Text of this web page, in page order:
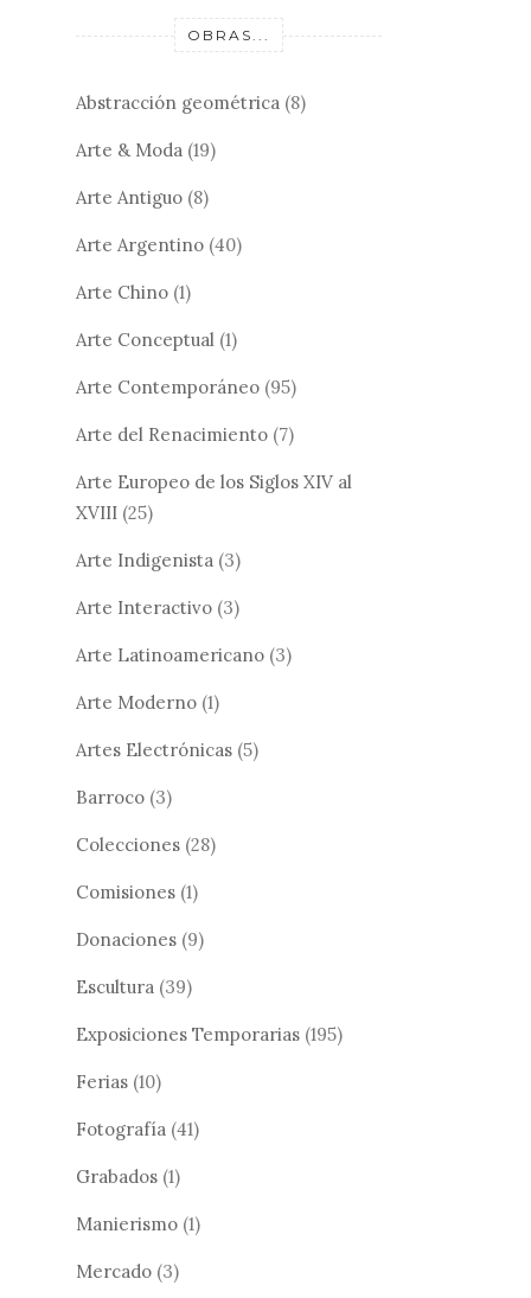
OBRAS...
Abstracción geométrica (8)
Arte & Moda (19)
Arte Antiguo (8)
Arte Argentino (40)
Arte Chino (1)
Arte Conceptual (1)
Arte Contemporáneo (95)
Arte del Renacimiento (7)
Arte Europeo de los Siglos XIV al
XVIII (25)
Arte Indigenista (3)
Arte Interactivo (3)
Arte Latinoamericano (3)
Arte Moderno (1)
Artes Electrónicas (5)
Barroco (3)
Colecciones (28)
Comisiones (1)
Donaciones (9)
Escultura (39)
Exposiciones Temporarias (195)
Ferias (10)
Fotografía (41)
Grabados (1)
Manierismo (1)
Mercado (3)